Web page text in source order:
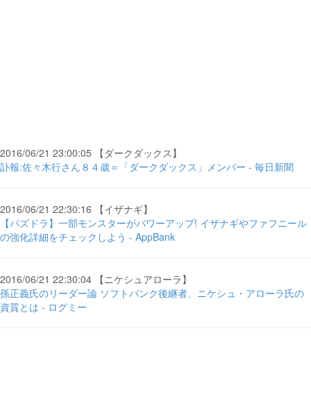
2016/06/21 23:00:05 【ダークダックス】
訃報:佐々木行さん８４歳＝「ダークダックス」メンバー - 毎日新聞
2016/06/21 22:30:16 【イザナギ】
【パズドラ】一部モンスターがパワーアップ! イザナギやファフニール
の強化詳細をチェックしよう - AppBank
2016/06/21 22:30:04 【ニケシュアローラ】
孫正義氏のリーダー論 ソフトバンク後継者、ニケシュ・アローラ氏の
資質とは - ログミー